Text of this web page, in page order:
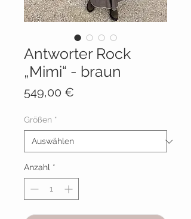
Antworter Rock
„Mimi“ - braun
549,00 €
Größen *
Anzahl *